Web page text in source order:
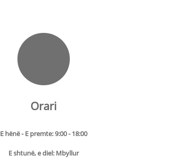
Orari
E hënë - E premte: 9:00 - 18:00
E shtunë, e diel: Mbyllur